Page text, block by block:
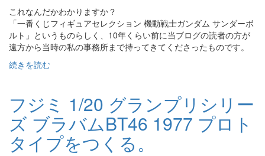
これなんだかわかりますか？
「一番くじフィギュアセレクション 機動戦士ガンダム サンダーボ
ルト」というものらしく、10年くらい前に当ブログの読者の方が
遠方から当時の私の事務所まで持ってきてくださったものです。
続きを読む
フジミ 1/20 グランプリシリー
ズ ブラバムBT46 1977 プロト
タイプをつくる。